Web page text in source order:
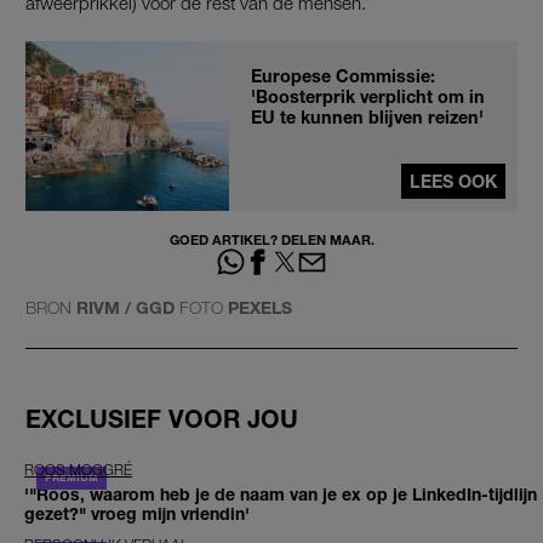
Europese Commissie:
'Boosterprik verplicht om in
EU te kunnen blijven reizen'
LEES OOK
GOED ARTIKEL? DELEN MAAR.
BRON RIVM / GGD FOTO PEXELS
EXCLUSIEF VOOR JOU
ROOS MOGGRÉ
'"Roos, waarom heb je de naam van je ex op je LinkedIn-tijdlijn
gezet?" vroeg mijn vriendin'